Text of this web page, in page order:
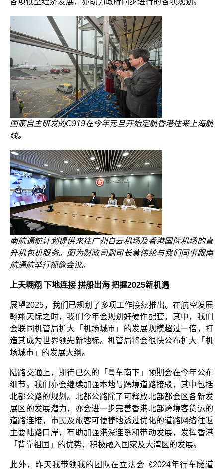
国家自主研发的C919在今年元旦开始定航香港往来上海航
线。
南航通航计划提供来往广州白云机场及香港国际机场的直
升机包机服务。图为财政司副司长黄伟纶与我们同事跟南
航通航举行视像会议。
上天翱翔 下地连接 拼船出海 把握2025新机遇
展望2025，我们已规划了多项工作接续推出。在航空发展
翱翔天际之时，我们今年会规划好硬件配套，其中，我们
会联同机管局扩大「机场城市」的发展规模超过一倍，打
造其成为世界领先新地标。机管局将会很快公布扩大「机
场城市」的发展大纲。
陆路交通上，期待已久的「粤车南下」预期会在今年公布
细节。我们亦会继续加强本地与跨境道路接驳，其中包括
北都公路的规划。北都公路除了可释放北部都会区各新发
展区的发展潜力，亦会进一步完善香港北部跨境客货运的
道路连接，市民及旅客可便捷地透过优化的道路网络往返
主要陆路口岸，有助加强港深连系和带动发展，发挥香港
「背靠祖国」的优势，积极融入国家及大湾区的发展。
此外，昨天我带领我的团队在立法会《2024年行车隧道